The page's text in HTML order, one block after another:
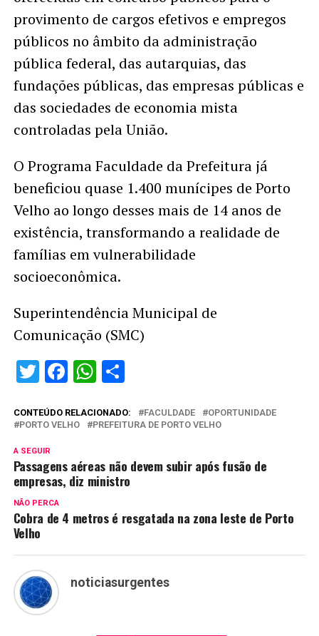
provimento de cargos efetivos e empregos
públicos no âmbito da administração
pública federal, das autarquias, das
fundações públicas, das empresas públicas e
das sociedades de economia mista
controladas pela União.
O Programa Faculdade da Prefeitura já
beneficiou quase 1.400 munícipes de Porto
Velho ao longo desses mais de 14 anos de
existência, transformando a realidade de
famílias em vulnerabilidade
socioeconômica.
Superintendência Municipal de
Comunicação (SMC)
Twitter
Facebook
WhatsApp
Share
CONTEÚDO RELACIONADO: FACULDADE
OPORTUNIDADE
PORTO VELHO
PREFEITURA DE PORTO VELHO
A SEGUIR
Passagens aéreas não devem subir após fusão de
empresas, diz ministro
NÃO PERCA
Cobra de 4 metros é resgatada na zona leste de Porto
Velho
noticiasurgentes